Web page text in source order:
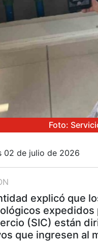
Foto:
02 de julio de 2026
explicó que
expedidos
(SIC) están
que ingresen al